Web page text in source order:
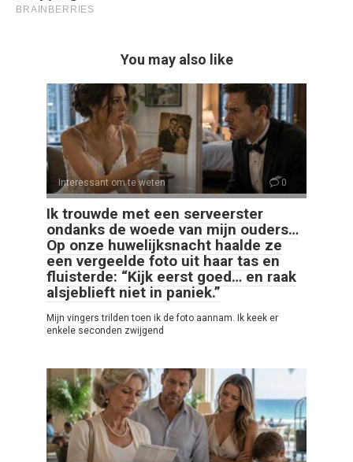
You may also like
Interessant om te weten 0
Ik trouwde met een serveerster
ondanks de woede van mijn ouders…
Op onze huwelijksnacht haalde ze
een vergeelde foto uit haar tas en
fluisterde: “Kijk eerst goed… en raak
alsjeblieft niet in paniek.”
Mijn vingers trilden toen ik de foto aannam. Ik keek er
enkele seconden zwijgend